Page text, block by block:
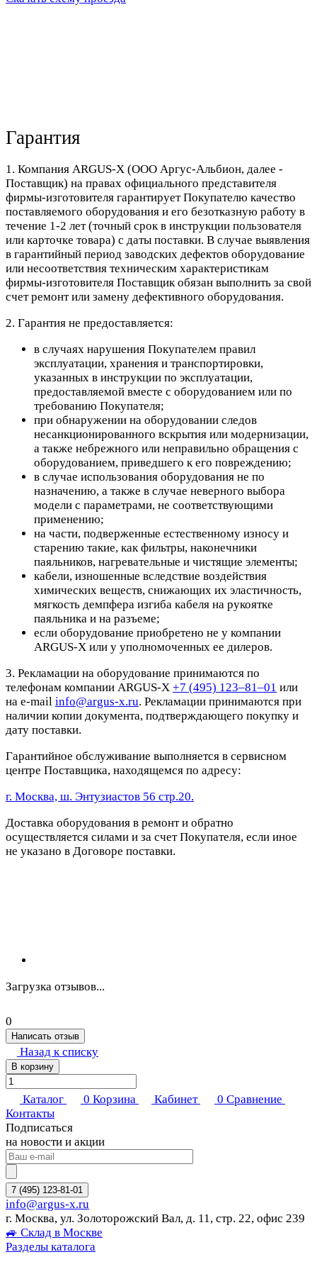
Гарантия
1. Компания ARGUS-X (ООО Аргус-Альбион, далее -
Поставщик) на правах официального представителя
фирмы-изготовителя гарантирует Покупателю качество
поставляемого оборудования и его безотказную работу в
течение 1-2 лет (точный срок в инструкции пользователя
или карточке товара) с даты поставки. В случае выявления
в гарантийный период заводских дефектов оборудование
или несоответствия техническим характеристикам
фирмы-изготовителя Поставщик обязан выполнить за свой
счет ремонт или замену дефективного оборудования.
2. Гарантия не предоставляется:
в случаях нарушения Покупателем правил
эксплуатации, хранения и транспортировки,
указанных в инструкции по эксплуатации,
предоставляемой вместе с оборудованием или по
требованию Покупателя;
при обнаружении на оборудовании следов
несанкционированного вскрытия или модернизации,
а также небрежного или неправильно обращения с
оборудованием, приведшего к его повреждению;
в случае использования оборудования не по
назначению, а также в случае неверного выбора
модели с параметрами, не соответствующими
применению;
на части, подверженные естественному износу и
старению такие, как фильтры, наконечники
паяльников, нагревательные и чистящие элементы;
кабели, изношенные вследствие воздействия
химических веществ, снижающих их эластичность,
мягкость демпфера изгиба кабеля на рукоятке
паяльника и на разъеме;
если оборудование приобретено не у компании
ARGUS-X или у уполномоченных ее дилеров.
3. Рекламации на оборудование принимаются по
телефонам компании ARGUS-X +7 (495) 123–81–01 или
на e-mail info@argus-x.ru. Рекламации принимаются при
наличии копии документа, подтверждающего покупку и
дату поставки.
Гарантийное обслуживание выполняется в сервисном
центре Поставщика, находящемся по адресу:
г. Москва, ш. Энтузиастов 56 стр.20.
Доставка оборудования в ремонт и обратно
осуществляется силами и за счет Покупателя, если иное
не указано в Договоре поставки.
Загрузка отзывов...
0
Написать отзыв
Назад к списку
В корзину
Каталог 0 Корзина Кабинет 0 Сравнение
Контакты
Подписаться
на новости и акции
7 (495) 123-81-01
info@argus-x.ru
г. Москва, ул. Золоторожский Вал, д. 11, стр. 22, офис 239
🚙 Склад в Москве
Разделы каталога